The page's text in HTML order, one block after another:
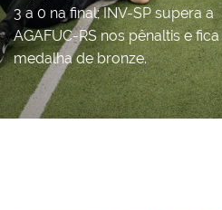
3 a 0 na final; INV-SP supera a
AGAFUC-RS nos pênaltis e
medalha de bronze.